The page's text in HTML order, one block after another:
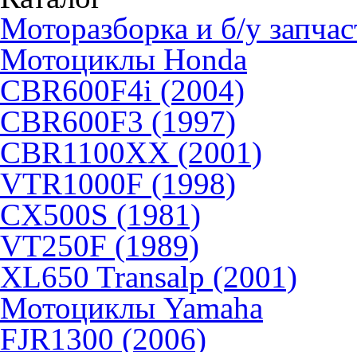
Моторазборка и б/у
Мотоциклы Honda
CBR600F4i (2004)
CBR600F3 (1997)
CBR1100XX (2001)
VTR1000F (1998)
CX500S (1981)
VT250F (1989)
XL650 Transalp (2001)
Мотоциклы Yamaha
FJR1300 (2006)